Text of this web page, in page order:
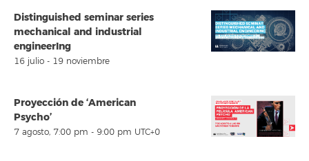
Distinguished seminar series
mechanical and industrial
engineerIng
16 julio - 19 noviembre
Proyección de ‘American
Psycho’
7 agosto, 7:00 pm - 9:00 pm UTC+0